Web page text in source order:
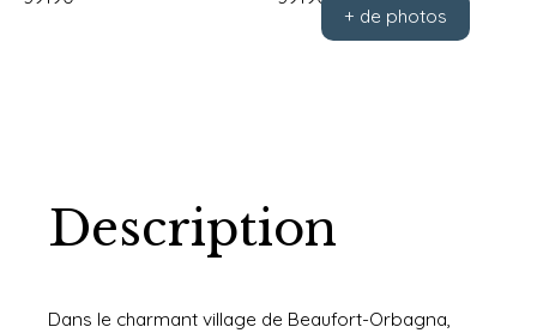
+ de photos
Description
Dans le charmant village de Beaufort-Orbagna,